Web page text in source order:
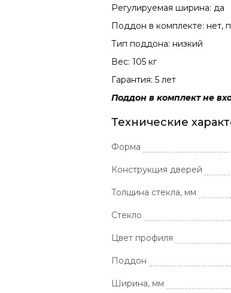
Регулируемая ширина: да
Поддон в комплекте: нет,
Тип поддона: низкий
Вес: 105 кг
Гарантия: 5 лет
Поддон в комплект не
Технические
Форма
Конструкция дверей
Толщина стекла, мм
Стекло
Цвет профиля
Поддон
Ширина, мм